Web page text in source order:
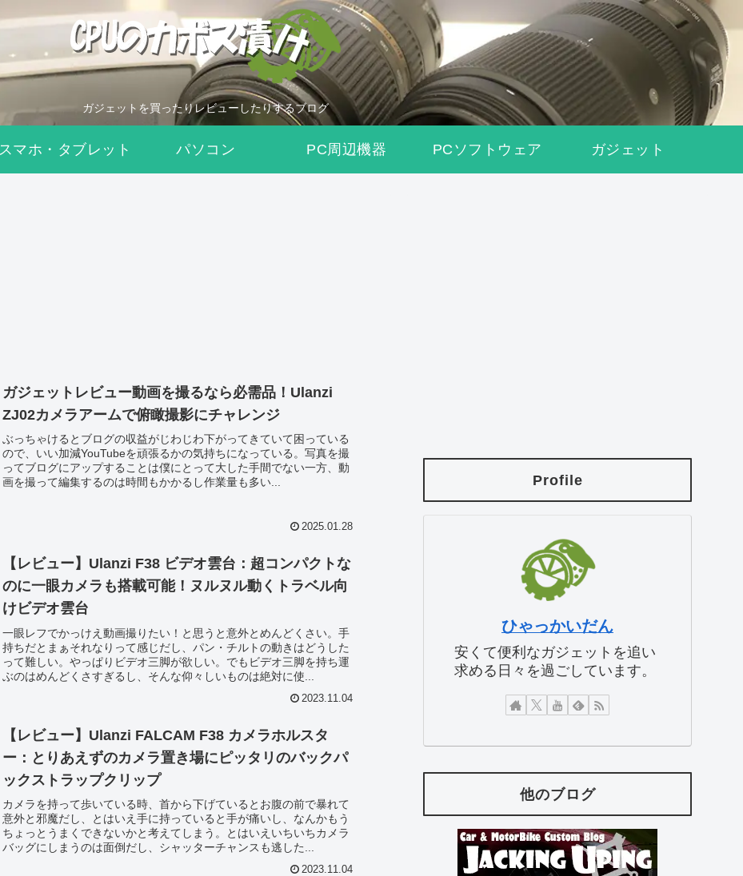
ガジェットを買ったりレビューしたりするブログ
スマホ・タブレット パソコン PC周辺機器 PCソフトウェア ガジェット
ガジェットレビュー動画を撮るなら必需品！Ulanzi
ZJ02カメラアームで俯瞰撮影にチャレンジ
ぶっちゃけるとブログの収益がじわじわ下がってきていて困っている
ので、いい加減YouTubeを頑張るかの気持ちになっている。写真を撮
ってブログにアップすることは僕にとって大した手間でない一方、動
画を撮って編集するのは時間もかかるし作業量も多い...
2025.01.28
【レビュー】Ulanzi F38 ビデオ雲台：超コンパクトな
のに一眼カメラも搭載可能！ヌルヌル動くトラベル向
けビデオ雲台
一眼レフでかっけえ動画撮りたい！と思うと意外とめんどくさい。手
持ちだとまぁそれなりって感じだし、パン・チルトの動きはどうした
って難しい。やっぱりビデオ三脚が欲しい。でもビデオ三脚を持ち運
ぶのはめんどくさすぎるし、そんな仰々しいものは絶対に使...
2023.11.04
【レビュー】Ulanzi FALCAM F38 カメラホルスタ
ー：とりあえずのカメラ置き場にピッタリのバックパ
ックストラップクリップ
カメラを持って歩いている時、首から下げているとお腹の前で暴れて
意外と邪魔だし、とはいえ手に持っていると手が痛いし、なんかもう
ちょっとうまくできないかと考えてしまう。とはいえいちいちカメラ
バッグにしまうのは面倒だし、シャッターチャンスも逃した...
2023.11.04
Profile
ひゃっかいだん
安くて便利なガジェットを追い
求める日々を過ごしています。
他のブログ